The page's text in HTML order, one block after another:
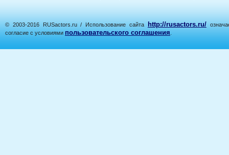
© 2003-2016 RUSactors.ru / Использование сайта http://rusactors.ru/
согласие с условиями пользовательского соглашения